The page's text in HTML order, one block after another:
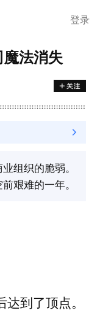
登录
法消失
组织的脆弱。
艰难的一年。
到了顶点。